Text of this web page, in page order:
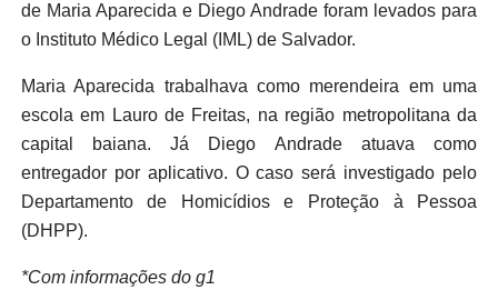
de Maria Aparecida e Diego Andrade foram levados para
o Instituto Médico Legal (IML) de Salvador.
Maria Aparecida trabalhava como merendeira em uma
escola em Lauro de Freitas, na região metropolitana da
capital baiana. Já Diego Andrade atuava como
entregador por aplicativo. O caso será investigado pelo
Departamento de Homicídios e Proteção à Pessoa
(DHPP).
*Com informações do g1